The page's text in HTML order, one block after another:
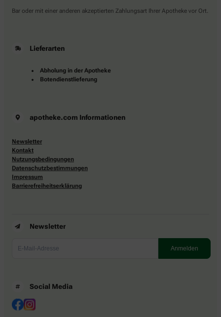
Bar oder mit einer anderen akzeptierten Zahlungsart Ihrer Apotheke vor Ort.
Lieferarten
Abholung in der Apotheke
Botendienstlieferung
apotheke.com Informationen
Newsletter
Kontakt
Nutzungsbedingungen
Datenschutzbestimmungen
Impressum
Barrierefreiheitserklärung
Newsletter
Social Media